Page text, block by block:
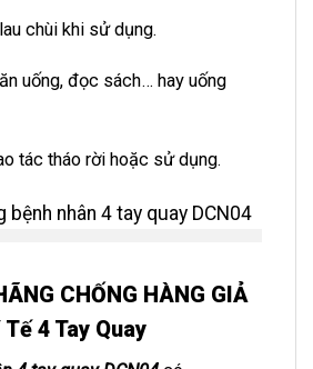
chùi khi sử dụng.
uống, đọc sách… hay uống
tác tháo rời hoặc sử dụng.
CHỐNG HÀNG GIẢ
4 Tay Quay